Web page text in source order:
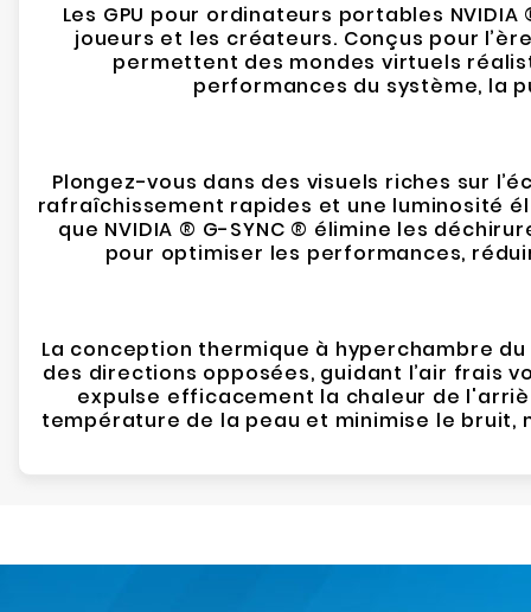
Les GPU pour ordinateurs portables
joueurs et les créateurs. Conçus pour
permettent des mondes virtuels
performances du système, la
Plongez-vous dans des visuels riches sur
rafraîchissement rapides et une luminosité
que NVIDIA ® G-SYNC ® élimine les
pour optimiser les performances,
La conception thermique à hyperchambre du
des directions opposées, guidant l’air frais
expulse efficacement la chaleur de
température de la peau et minimise le bruit,